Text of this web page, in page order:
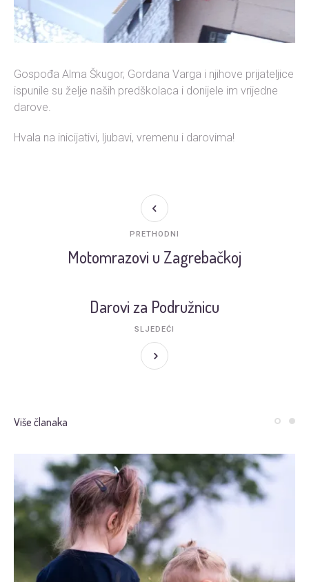
Gospođa Alma Škugor, Gordana Varga i njihove prijateljice
ispunile su želje naših predškolaca i donijele im vrijedne
darove.
Hvala na inicijativi, ljubavi, vremenu i darovima!
Motomrazovi u Zagrebačkoj
PRETHODNI
Darovi za Podružnicu
SLJEDEĆI
Više članaka